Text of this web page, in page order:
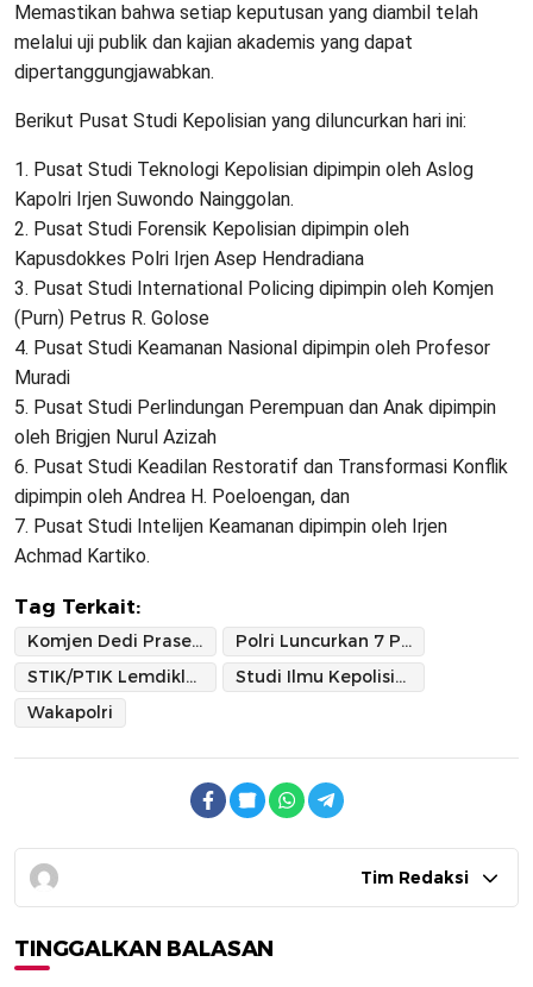
Memastikan bahwa setiap keputusan yang diambil telah
melalui uji publik dan kajian akademis yang dapat
dipertanggungjawabkan.
Berikut Pusat Studi Kepolisian yang diluncurkan hari ini:
1. Pusat Studi Teknologi Kepolisian dipimpin oleh Aslog
Kapolri Irjen Suwondo Nainggolan.
2. Pusat Studi Forensik Kepolisian dipimpin oleh
Kapusdokkes Polri Irjen Asep Hendradiana
3. Pusat Studi International Policing dipimpin oleh Komjen
(Purn) Petrus R. Golose
4. Pusat Studi Keamanan Nasional dipimpin oleh Profesor
Muradi
5. Pusat Studi Perlindungan Perempuan dan Anak dipimpin
oleh Brigjen Nurul Azizah
6. Pusat Studi Keadilan Restoratif dan Transformasi Konflik
dipimpin oleh Andrea H. Poeloengan, dan
7. Pusat Studi Intelijen Keamanan dipimpin oleh Irjen
Achmad Kartiko.
Tag Terkait:
Komjen Dedi Prasetyo
Polri Luncurkan 7 Pusat Studi
STIK/PTIK Lemdiklat Polri
Studi Ilmu Kepolisian
Wakapolri
Tim Redaksi
TINGGALKAN BALASAN